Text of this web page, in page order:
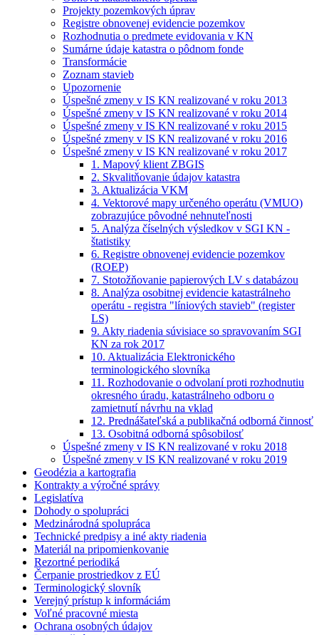
Projekty pozemkových úprav
Registre obnovenej evidencie pozemkov
Rozhodnutia o predmete evidovania v KN
Sumárne údaje katastra o pôdnom fonde
Transformácie
Zoznam stavieb
Upozornenie
Úspešné zmeny v IS KN realizované v roku 2013
Úspešné zmeny v IS KN realizované v roku 2014
Úspešné zmeny v IS KN realizované v roku 2015
Úspešné zmeny v IS KN realizované v roku 2016
Úspešné zmeny v IS KN realizované v roku 2017
1. Mapový klient ZBGIS
2. Skvalitňovanie údajov katastra
3. Aktualizácia VKM
4. Vektorové mapy určeného operátu (VMUO)
zobrazujúce pôvodné nehnuteľnosti
5. Analýza číselných výsledkov v SGI KN -
štatistiky
6. Registre obnovenej evidencie pozemkov
(ROEP)
7. Stotožňovanie papierových LV s databázou
8. Analýza osobitnej evidencie katastrálneho
operátu - registra "líniových stavieb" (register
LS)
9. Akty riadenia súvisiace so spravovaním SGI
KN za rok 2017
10. Aktualizácia Elektronického
terminologického slovníka
11. Rozhodovanie o odvolaní proti rozhodnutiu
okresného úradu, katastrálneho odboru o
zamietnutí návrhu na vklad
12. Prednášateľská a publikačná odborná činnosť
13. Osobitná odborná spôsobilosť
Úspešné zmeny v IS KN realizované v roku 2018
Úspešné zmeny v IS KN realizované v roku 2019
Geodézia a kartografia
Kontrakty a výročné správy
Legislatíva
Dohody o spolupráci
Medzinárodná spolupráca
Technické predpisy a iné akty riadenia
Materiál na pripomienkovanie
Rezortné periodiká
Čerpanie prostriedkov z EÚ
Terminologický slovník
Verejný prístup k informáciám
Voľné pracovné miesta
Ochrana osobných údajov